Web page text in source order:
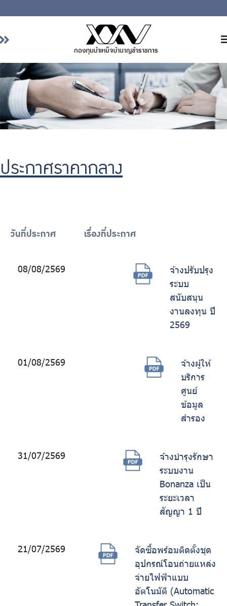
หน้าหลัก
เกี่ยวกับ กบข.
บริการสมาชิก
ลงทุน
รายงานผลการดำเนินงาน
ร่วมงานกับเรา
ประกาศราคากลาง
วันที่ประกาศ เรื่องที่ประกาศ
08/08/2569
จ้างปรับปรุง
ระบบ
สนับสนุน
งานลงทุน ปี
2569
01/08/2569
จ้างผู้ให้
บริการ
ศูนย์
ข้อมูล
สำรอง
31/07/2569
จ้างบำรุงรักษา
ระบบงาน
Bonanza เป็น
ระยะเวลา
สัญญา 1 ปี
21/07/2569
จัดซื้อพร้อมติดตั้งชุด
อุปกรณ์โอนถ่ายแหล่ง
จ่ายไฟฟ้าแบบ
อัตโนมัติ (Automatic